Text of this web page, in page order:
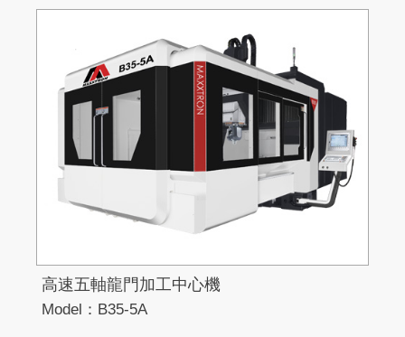
高速五軸龍門加工中心機
Model：B35-5A